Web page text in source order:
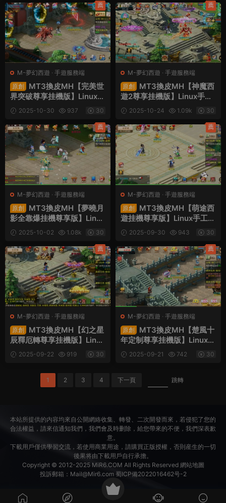
M-夢幻西遊 · 手遊服務端
原創
MT3換皮MH【完美世
界突破尊享挂機版】Linux手
工服務端+安卓蘋果雙端+G
M後台+全套源碼+視頻架設
教程
2025-10-30 937 30
薦
M-夢幻西遊 · 手遊服務端
原創
MT3換皮MH【神魔西
遊2尊享挂機版】Linux手工
服務端+安卓蘋果雙端+GM
後台+全套源碼+視頻架設教
程
2025-10-24 1.09k 30
薦
M-夢幻西遊 · 手遊服務端
原創
MT3換皮MH【夢曉月
影全靠爆挂機尊享版】Linux
手工服務端+安卓蘋果雙端+
GM後台+全套源碼+視頻架
設教程
2025-10-02 1.08k 30
薦
M-夢幻西遊 · 手遊服務端
原創
MT3換皮MH【萌途西
遊挂機尊享版】Linux手工服
務端+安卓蘋果雙端+GM後
台+全套源碼+視頻架設教程
2025-09-30 943 30
薦
M-夢幻西遊 · 手遊服務端
原創
MT3換皮MH【幻之星
辰釋厄轉尊享挂機版】Linux
手工服務端+安卓蘋果雙端+
GM後台+全套源碼+視頻架
2025-09-22 919 30
薦
M-夢幻西遊 · 手遊服務端
原創
MT3換皮MH【楚風十
年定制尊享挂機版】Linux手
工服務端+安卓蘋果雙端+G
M後台+全套源碼+視頻架設
2025-09-21 742 30
薦
1 2 3 4 下一頁 跳轉
本站所提供的内容均來自公開網絡收集、轉發、二次開發而來，若侵犯了您的
合法權益，請來信通知我們，我們會及時删除，給您帶來的不便，我們深表歉
意。
下載用戶僅供學習交流，若使用商業用途，請購買正版授權，否則産生的一切
後果将由下載用戶自行承擔。
Copyright © 2012-2025 MiR6.COM All Rights Reserved 網站地圖
投訴郵箱： Mail@Mir6.com 蜀ICP備2022016462号-2